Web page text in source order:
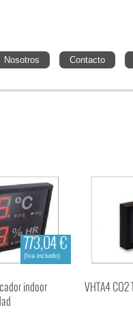
Nosotros Contacto
indoor
773,04 €
(Iva incluido)
VHTA4 CO2